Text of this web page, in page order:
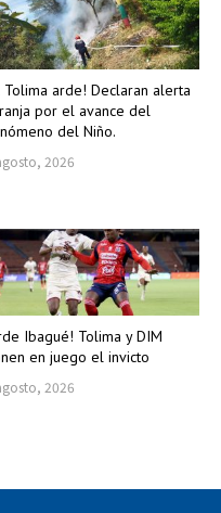
Tolima arde! Declaran alerta
por el avance del
del Niño.
2026
Ibagué! Tolima y DIM
en juego el invicto
2026